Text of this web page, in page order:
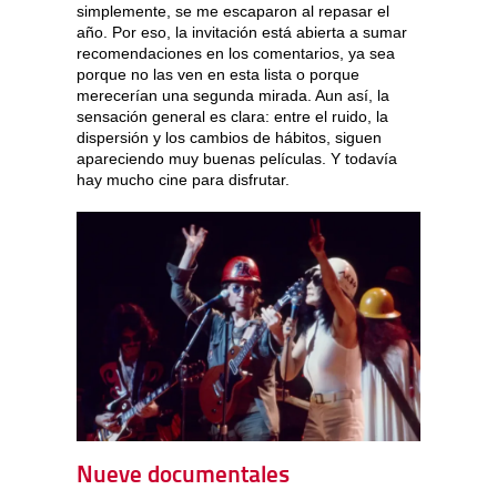
simplemente, se me escaparon al repasar el
año. Por eso, la invitación está abierta a sumar
recomendaciones en los comentarios, ya sea
porque no las ven en esta lista o porque
merecerían una segunda mirada. Aun así, la
sensación general es clara: entre el ruido, la
dispersión y los cambios de hábitos, siguen
apareciendo muy buenas películas. Y todavía
hay mucho cine para disfrutar.
Nueve documentales